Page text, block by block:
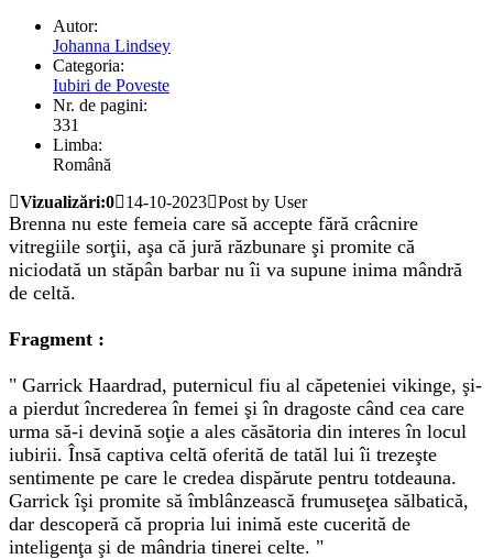
Autor:
Johanna Lindsey
Categoria:
Iubiri de Poveste
Nr. de pagini:
331
Limba:
Română
Vizualizări:0
14-10-2023 Post by User
Brenna nu este femeia care să accepte fără crâcnire
vitregiile sorţii, aşa că jură răzbunare şi promite că
niciodată un stăpân barbar nu îi va supune inima mândră
de celtă.
Fragment :
" Garrick Haardrad, puternicul fiu al căpeteniei vikinge, şi-
a pierdut încrederea în femei şi în dragoste când cea care
urma să-i devină soţie a ales căsătoria din interes în locul
iubirii. Însă captiva celtă oferită de tatăl lui îi trezeşte
sentimente pe care le credea dispărute pentru totdeauna.
Garrick îşi promite să îmblânzească frumuseţea sălbatică,
dar descoperă că propria lui inimă este cucerită de
inteligenţa şi de mândria tinerei celte. "